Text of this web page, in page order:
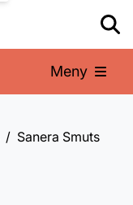
Meny
Sanera Smuts